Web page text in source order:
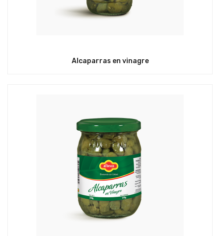
Alcaparras en vinagre